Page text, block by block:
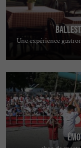
Une expérience